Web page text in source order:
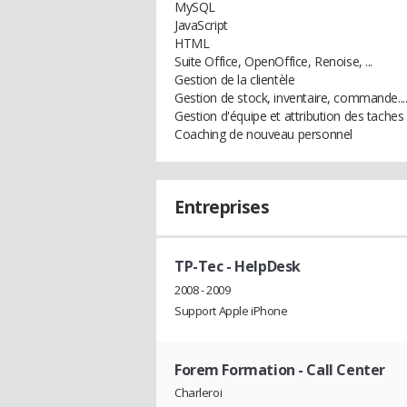
MySQL
JavaScript
HTML
Suite Office, OpenOffice, Renoise, ...
Gestion de la clientèle
Gestion de stock, inventaire, commande....
Gestion d'équipe et attribution des taches
Coaching de nouveau personnel
Entreprises
TP-Tec- HelpDesk
2008 - 2009
Support Apple iPhone
Forem Formation - Call Center
Charleroi